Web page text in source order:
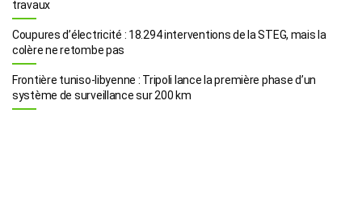
travaux
Coupures d’électricité : 18.294 interventions de la STEG, mais la
colère ne retombe pas
Frontière tuniso-libyenne : Tripoli lance la première phase d’un
système de surveillance sur 200 km